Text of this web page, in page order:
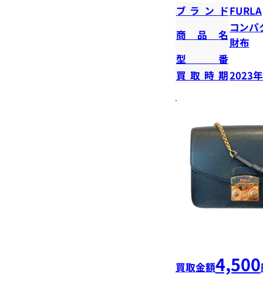
ブランドFURLA
商品名
コンパ
財布
型番
買取時期2023
買取金額4,500